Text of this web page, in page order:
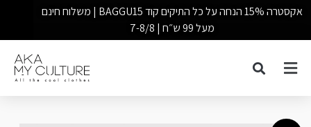
אקסטרה 15% הנחה על כל התיקים קוד BAGGU15 | משלוח חינם
מעל 99 ש״ח | 7-8/8